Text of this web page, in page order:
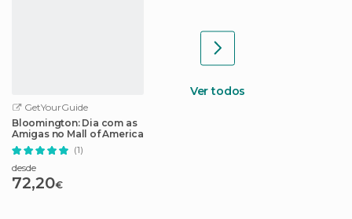
GetYourGuide
Bloomington: Dia com as
Amigas no Mall of America
(1)
desde
72,20€
Ver todos